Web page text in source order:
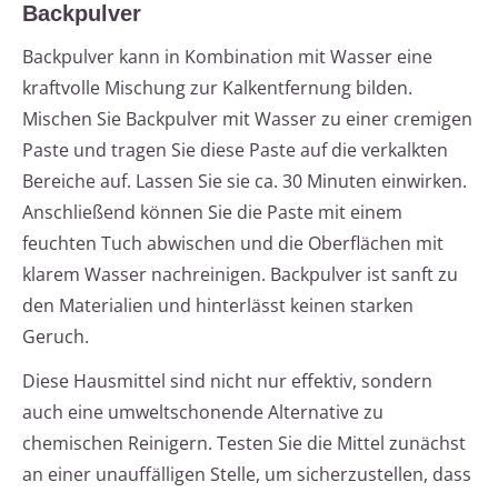
Backpulver
Backpulver kann in Kombination mit Wasser eine
kraftvolle Mischung zur Kalkentfernung bilden.
Mischen Sie Backpulver mit Wasser zu einer cremigen
Paste und tragen Sie diese Paste auf die verkalkten
Bereiche auf. Lassen Sie sie ca. 30 Minuten einwirken.
Anschließend können Sie die Paste mit einem
feuchten Tuch abwischen und die Oberflächen mit
klarem Wasser nachreinigen. Backpulver ist sanft zu
den Materialien und hinterlässt keinen starken
Geruch.
Diese Hausmittel sind nicht nur effektiv, sondern
auch eine umweltschonende Alternative zu
chemischen Reinigern. Testen Sie die Mittel zunächst
an einer unauffälligen Stelle, um sicherzustellen, dass